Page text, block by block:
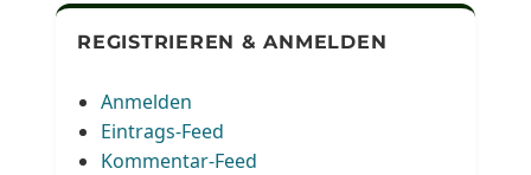
REGISTRIEREN & ANMELDEN
Anmelden
Eintrags-Feed
Kommentar-Feed